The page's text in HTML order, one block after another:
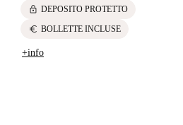
lock DEPOSITO PROTETTO
euro BOLLETTE INCLUSE
+info